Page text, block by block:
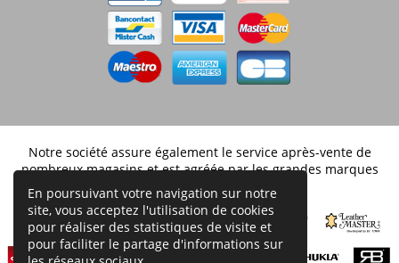
Notre société assure également le service après-vente de
nombreux magasins et est agréée par les grandes marques
distribuées en Belgique.
En poursuivant votre navigation sur notre
site, vous acceptez l'utilisation de cookies
pour réaliser des statistiques de visite et
pour faciliter le partage d'informations sur